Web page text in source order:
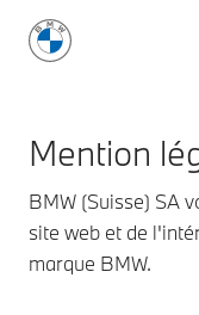
Mention
BMW (Suisse) SA
site web et de
marque BMW.